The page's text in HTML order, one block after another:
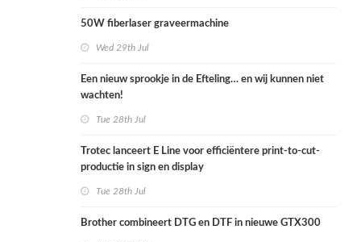
50W fiberlaser graveermachine
Wed 29th Jul
Een nieuw sprookje in de Efteling… en wij kunnen niet
wachten!
Tue 28th Jul
Trotec lanceert E Line voor efficiëntere print-to-cut-
productie in sign en display
Tue 28th Jul
Brother combineert DTG en DTF in nieuwe GTX300